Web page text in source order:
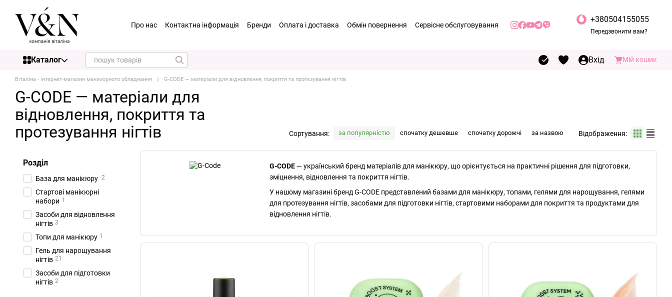
Перейти до основного контенту
Про нас Контактна інформація Бренди Оплата і доставка Обмін повернення
Сервісне обслуговування
+380504155055
Передзвонити вам?
Каталог Вхід Мій кошик
Віталіна - інтернет-магазин манікюрного обладнання G-CODE — матеріали для відновлення, покриття та протезування нігтів
G-CODE — матеріали для
відновлення, покриття та
протезування нігтів
Сортування: за популярністю спочатку дешевше спочатку дорожчі за назвою Відображення:
G-CODE — український бренд матеріалів для манікюру, що орієнтується на практичні рішення для підготовки,
зміцнення, відновлення та покриття нігтів.
У нашому магазині бренд G-CODE представлений базами для манікюру, топами, гелями для нарощування, гелями
для протезування нігтів, засобами для підготовки нігтів, стартовими наборами для покриття та продуктами для
відновлення нігтів.
Розділ
База для манікюру 2
Стартові манікюрні
набори 1
Засоби для відновлення
нігтів 3
Топи для манікюру 1
Гель для нарощування
нігтів 21
Засоби для підготовки
нігтів 2